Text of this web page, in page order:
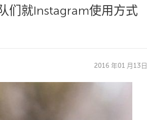
们就Instagram使用方式
2016 年01 月13日